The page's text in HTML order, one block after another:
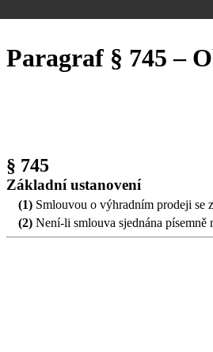
Paragraf § 745 –
§ 745
Základní ustanovení
(1) Smlouvou o výhradním prodeji se
(2) Není-li smlouva sjednána písemně